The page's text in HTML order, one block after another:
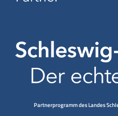
Partnerprogramm des Landes